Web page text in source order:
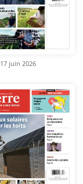
17 juin 2026